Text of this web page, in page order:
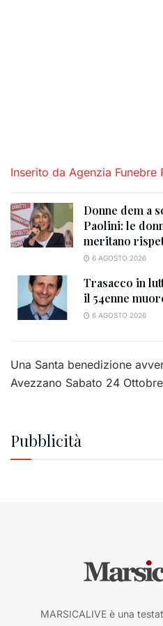
Inserito da Agenzia Funebre
Donne dem a
Paolini: le
meritano
6 AGOSTO 2026
Trasacco in
il 54enne
6 AGOSTO 2026
Una Santa benedizione
Avezzano Sabato 24
Pubblicità
MARSICALIVE è una